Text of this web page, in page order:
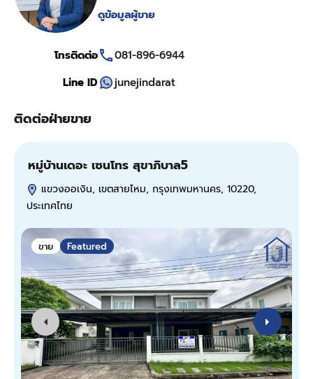
ดูข้อมูลผู้ขาย
โทรติดต่อ
081-896-6944
Line ID
junejindarat
ติดต่อฝ่ายขาย
หมู่บ้านเดอะ เซนโทร สุขาภิบาล5
แขวงออเงิน, เขตสายไหม, กรุงเทพมหานคร, 10220,
ประเทศไทย
ขาย Featured